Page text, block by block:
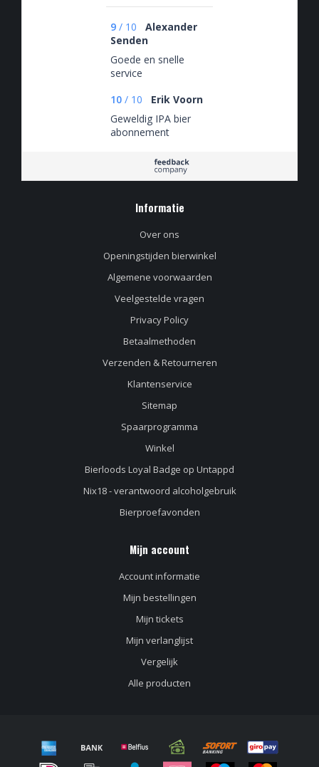
9 / 10
Alexander
Senden
Goede en snelle
service
10 / 10
Erik Voorn
Geweldig IPA bier
abonnement
Informatie
Over ons
Openingstijden bierwinkel
Algemene voorwaarden
Veelgestelde vragen
Privacy Policy
Betaalmethoden
Verzenden & Retourneren
Klantenservice
Sitemap
Spaarprogramma
Winkel
Bierloods Loyal Badge op Untappd
Nix18 - verantwoord alcoholgebruik
Bierproefavonden
Mijn account
Account informatie
Mijn bestellingen
Mijn tickets
Mijn verlanglijst
Vergelijk
Alle producten